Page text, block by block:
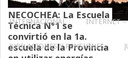
INTERNACIONAL INTERNET
JUBILACIONES Y PENSIONES
NECOCHEA: La Escuela
Técnica N°1 se
convirtió en la 1a.
escuela de la Provincia